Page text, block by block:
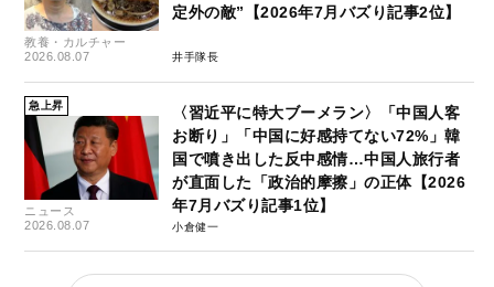
教養・カルチャー
2026.08.07
定外の敵”【2026年7月バズり記事2位】
井手隊長
急上昇
ニュース
2026.08.07
〈習近平に特大ブーメラン〉「中国人客
お断り」「中国に好感持てない72%」韓
国で噴き出した反中感情…中国人旅行者
が直面した「政治的摩擦」の正体【2026
年7月バズり記事1位】
小倉健一